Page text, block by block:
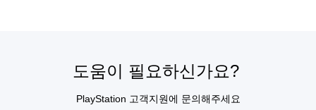
도움이 필요하신가요?
PlayStation 고객지원에 문의해주세요